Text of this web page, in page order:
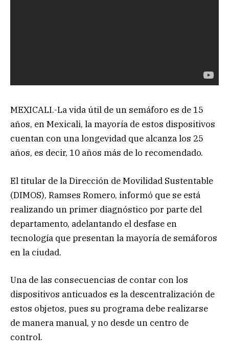
MEXICALI.-La vida útil de un semáforo es de 15
años, en Mexicali, la mayoría de estos dispositivos
cuentan con una longevidad que alcanza los 25
años, es decir, 10 años más de lo recomendado.
El titular de la Dirección de Movilidad Sustentable
(DIMOS), Ramses Romero, informó que se está
realizando un primer diagnóstico por parte del
departamento, adelantando el desfase en
tecnología que presentan la mayoría de semáforos
en la ciudad.
Una de las consecuencias de contar con los
dispositivos anticuados es la descentralización de
estos objetos, pues su programa debe realizarse
de manera manual, y no desde un centro de
control.